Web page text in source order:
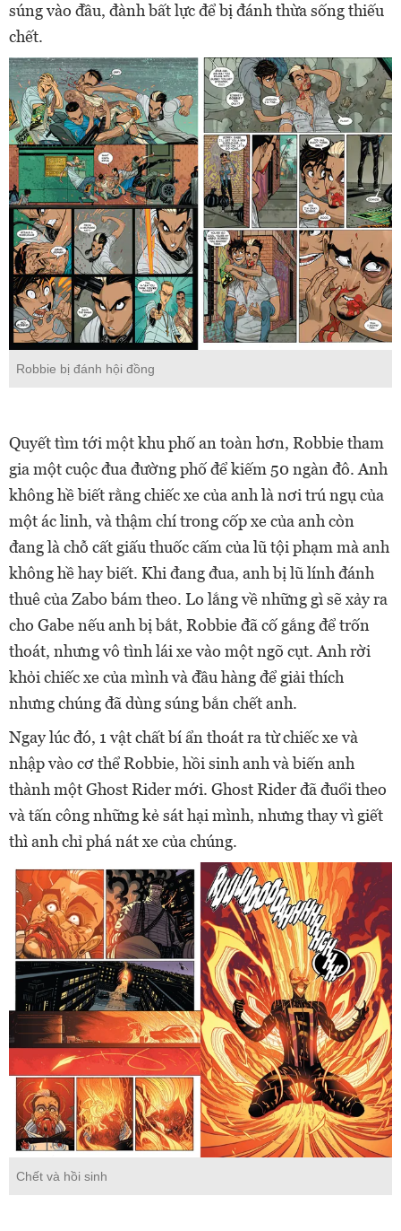
súng vào đầu, đành bất lực để bị đánh thừa sống thiếu
chết.
Robbie bị đánh hội đồng
Quyết tìm tới một khu phố an toàn hơn, Robbie tham
gia một cuộc đua đường phố để kiếm 50 ngàn đô. Anh
không hề biết rằng chiếc xe của anh là nơi trú ngụ của
một ác linh, và thậm chí trong cốp xe của anh còn
đang là chỗ cất giấu thuốc cấm của lũ tội phạm mà anh
không hề hay biết. Khi đang đua, anh bị lũ lính đánh
thuê của Zabo bám theo. Lo lắng về những gì sẽ xảy ra
cho Gabe nếu anh bị bắt, Robbie đã cố gắng để trốn
thoát, nhưng vô tình lái xe vào một ngõ cụt. Anh rời
khỏi chiếc xe của mình và đầu hàng để giải thích
nhưng chúng đã dùng súng bắn chết anh.
Ngay lúc đó, 1 vật chất bí ẩn thoát ra từ chiếc xe và
nhập vào cơ thể Robbie, hồi sinh anh và biến anh
thành một Ghost Rider mới. Ghost Rider đã đuổi theo
và tấn công những kẻ sát hại mình, nhưng thay vì giết
thì anh chỉ phá nát xe của chúng.
Chết và hồi sinh